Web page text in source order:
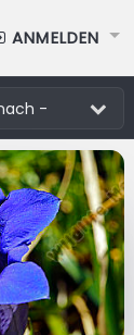
ANMELDEN